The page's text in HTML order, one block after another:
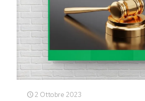
2 Ottobre 2023